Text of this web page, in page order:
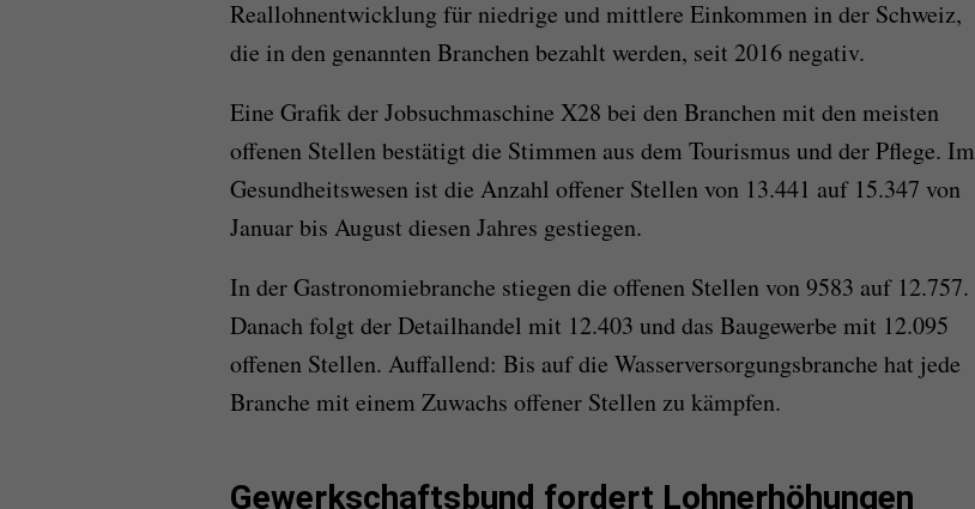
Reallohnentwicklung für niedrige und mittlere Einkommen in der Schweiz,
die in den genannten Branchen bezahlt werden, seit 2016 negativ.
Eine Grafik der Jobsuchmaschine X28 bei den Branchen mit den meisten
offenen Stellen bestätigt die Stimmen aus dem Tourismus und der Pflege. Im
Gesundheitswesen ist die Anzahl offener Stellen von 13.441 auf 15.347 von
Januar bis August diesen Jahres gestiegen.
In der Gastronomiebranche stiegen die offenen Stellen von 9583 auf 12.757.
Danach folgt der Detailhandel mit 12.403 und das Baugewerbe mit 12.095
offenen Stellen. Auffallend: Bis auf die Wasserversorgungsbranche hat jede
Branche mit einem Zuwachs offener Stellen zu kämpfen.
Gewerkschaftsbund fordert Lohnerhöhungen